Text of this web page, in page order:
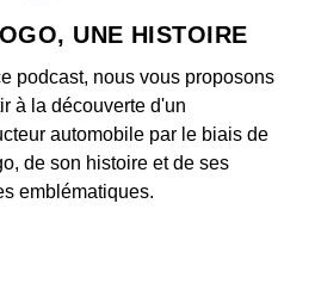
UNE HISTOIRE
podcast, nous vous proposons
à la découverte d'un
automobile par le biais de
de son histoire et de ses
emblématiques.